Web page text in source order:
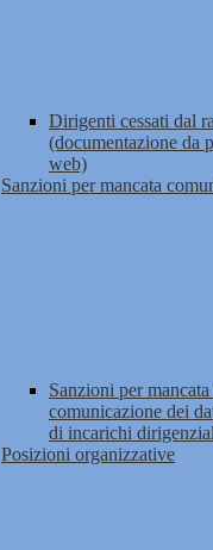
Dirigenti cessati dal
(documentazione da
web)
Sanzioni per mancata
Sanzioni per
comunicazione dei
di incarichi
Posizioni organizzative